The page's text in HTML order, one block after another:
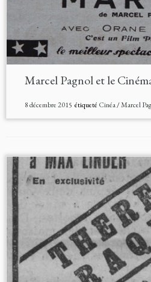
Marcel Pagnol et le
8 décembre 2015 étiqueté Cinéa/Marcel